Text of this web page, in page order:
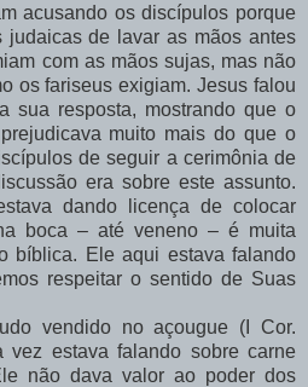
acusando os discípulos porque
judaicas de lavar as mãos antes
com as mãos sujas, mas não
os fariseus exigiam. Jesus falou
sua resposta, mostrando que o
muito mais do que o
de seguir a cerimônia de
era sobre este assunto.
dando licença de colocar
boca – até veneno – é muita
bíblica. Ele aqui estava falando
respeitar o sentido de Suas
vendido no açougue (I Cor.
vez estava falando sobre carne
não dava valor ao poder dos